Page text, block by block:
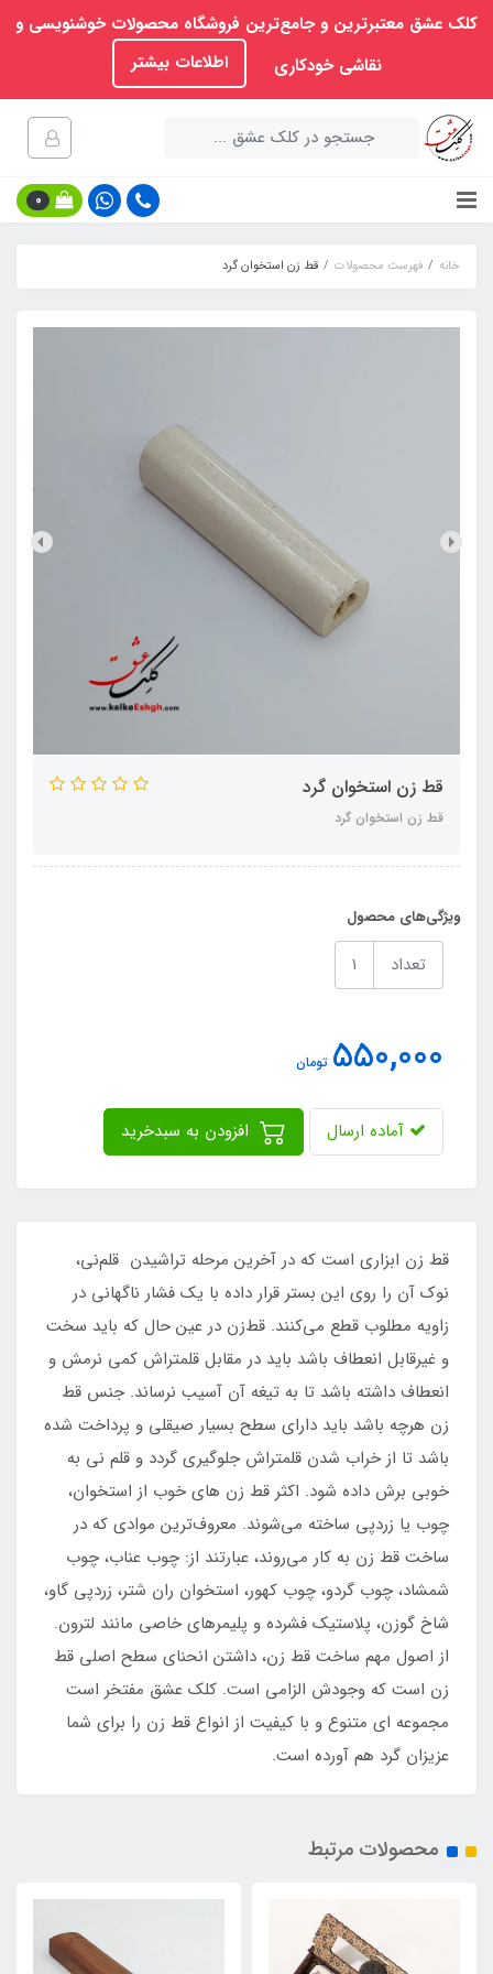
کلک عشق معتبرترین و جامع‌ترین فروشگاه محصولات خوشنویسی و
نقاشی خودکاری
اطلاعات بیشتر
0
خانه فهرست محصولات قط زن استخوان گرد
قط زن استخوان گرد
قط زن استخوان گرد
ویژگی‌های محصول
تعداد
550,000 تومان
آماده ارسال
قط زن ابزاری است که در آخرین مرحله تراشیدن قلم‌نی،
نوک آن را روی این بستر قرار داده با یک فشار ناگهانی در
زاویه مطلوب قطع می‌کنند. قط‌زن در عین حال که باید سخت
و غیرقابل انعطاف باشد باید در مقابل قلمتراش کمی نرمش و
انعطاف داشته باشد تا به تیغه آن آسیب نرساند. جنس قط
زن هرچه باشد باید دارای سطح بسیار صیقلی و پرداخت شده
باشد تا از خراب شدن قلمتراش جلوگیری گردد و قلم نی به
خوبی برش داده شود. اکثر قط زن های خوب از استخوان،
چوب یا زردپی ساخته می‌شوند. معروف‌ترین موادی که در
ساخت قط زن به کار می‌روند، عبارتند از: چوب عناب، چوب
شمشاد، چوب گردو، چوب کهور، استخوان ران شتر، زردپی گاو،
شاخ گوزن، پلاستیک فشرده و پلیمرهای خاصی مانند لترون.
از اصول مهم ساخت قط زن، داشتن انحنای سطح اصلی قط
زن است که وجودش الزامی است. کلک عشق مفتخر است
مجموعه ای متنوع و با کیفیت از انواع قط زن را برای شما
عزیزان گرد هم آورده است.
محصولات مرتبط